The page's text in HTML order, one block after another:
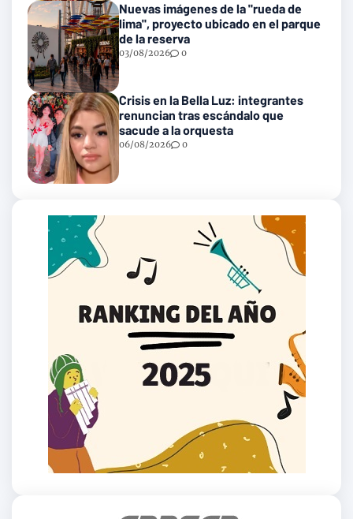
Nuevas imágenes de la "rueda de
lima", proyecto ubicado en el parque
de la reserva
03/08/2026 0
Crisis en la Bella Luz: integrantes
renuncian tras escándalo que
sacude a la orquesta
06/08/2026 0